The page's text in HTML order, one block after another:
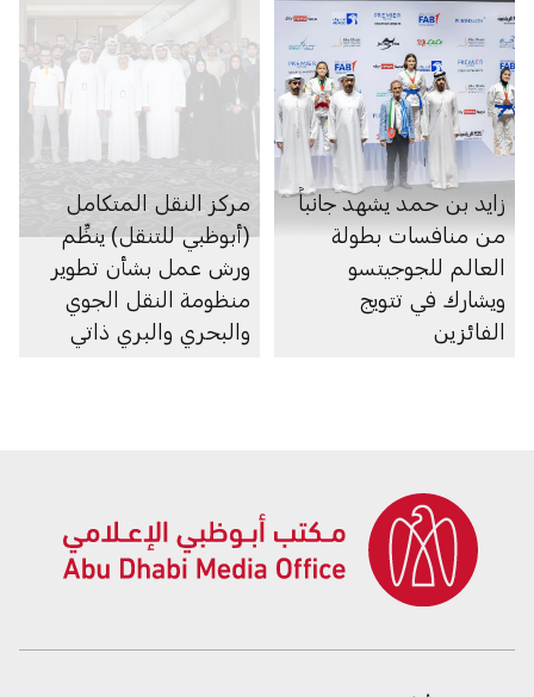
زايد بن حمد يشهد جانباً
من منافسات بطولة
العالم للجوجيتسو
ويشارك في تتويج
الفائزين
مركز النقل المتكامل
(أبوظبي للتنقل) ينظِّم
ورش عمل بشأن تطوير
منظومة النقل الجوي
والبحري والبري ذاتي